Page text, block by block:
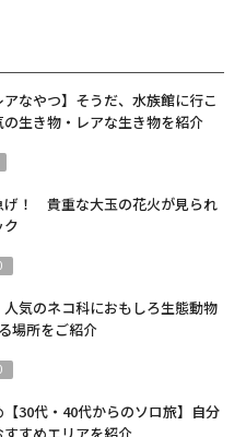
アなやつ】そうだ、水族館に行こ
生き物・レアな生き物を紹介
げ！ 貴重な大玉の花火が見られ
ク
気のネコ科におもしろ生態動物
場所をご紹介
30代・40代からのソロ旅】自分